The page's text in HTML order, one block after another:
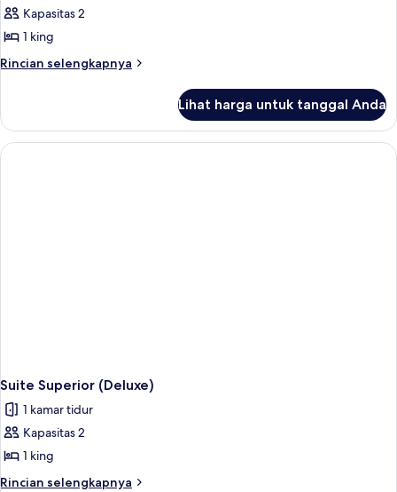
Kapasitas 2
1 king
Rincian selengkapnya
Rincian
Suite
(Duplex)
Lihat harga untuk tanggal Anda
Suite Superior (Deluxe)
1 kamar tidur
Kapasitas 2
1 king
Rincian selengkapnya
Rincian